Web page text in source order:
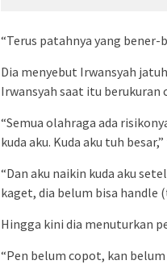
“Terus patahnya yang bener-
Dia menyebut Irwansyah
Irwansyah saat itu berukuran
“Semua olahraga ada
kuda aku. Kuda aku tuh
“Dan aku naikin kuda aku
kaget, dia belum bisa handle
Hingga kini dia menuturkan
“Pen belum copot, kan